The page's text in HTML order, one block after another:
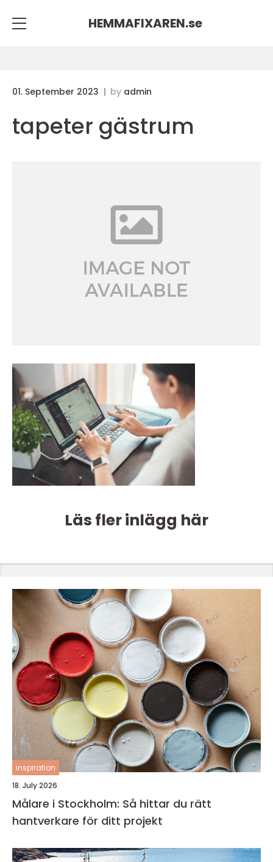
HEMMAFIXAREN.se
01. September 2023 by admin
tapeter gästrum
Läs fler inlägg här
inspiration
18. July 2026
Målare i Stockholm: Så hittar du rätt
hantverkare för ditt projekt